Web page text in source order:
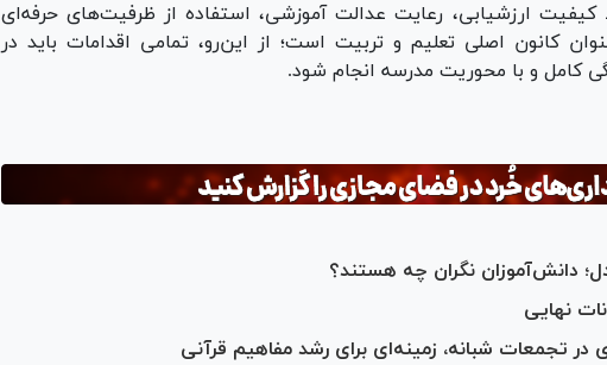
ارزشیابی، رعایت عدالت آموزشی، استفاده از ظرفیت‌های حرفه‌ای
کانون اصلی تعلیم و تربیت است؛ از این‌رو، تمامی اقدامات باید در
کامل و با محوریت مدرسه انجام شود.
نهایی
در تجمعات شبانه، زمینه‌ای برای رشد مفاهیم قرآنی